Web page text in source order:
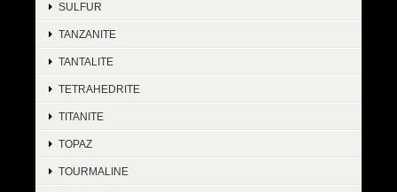
SULFUR
TANZANITE
TANTALITE
TETRAHEDRITE
TITANITE
TOPAZ
TOURMALINE